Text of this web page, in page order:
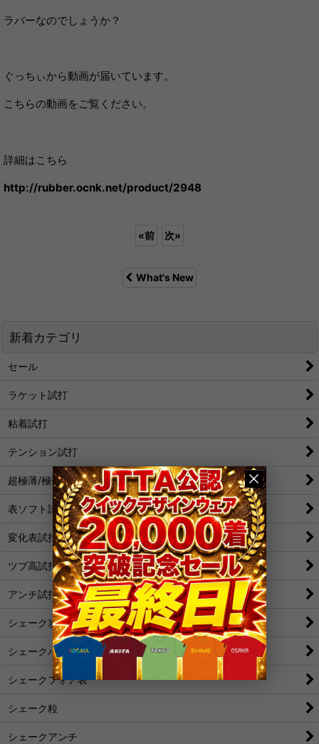
ラバーなのでしょうか？
ぐっちぃから動画が届いています。
こちらの動画をご覧ください。
詳細はこちら
http://rubber.ocnk.net/product/2948
«前 次»
What's New
新着カテゴリ
セール
ラケット試打
粘着試打
テンション試打
超極薄/極薄試打
表ソフト試打
変化表試打
ツブ高試打
アンチ試打
シェーク攻撃
シェークバック表
シェークフォア表
シェーク粒
シェークアンチ